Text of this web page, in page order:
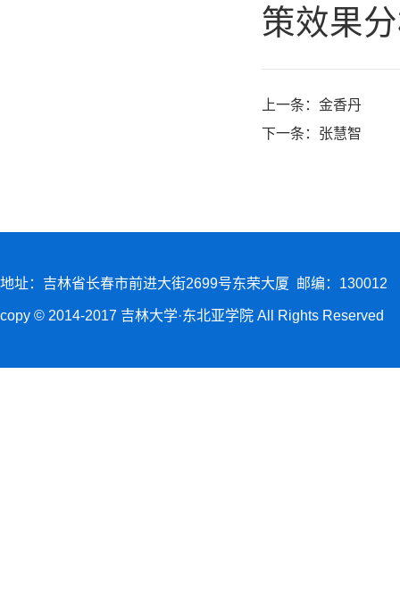
策效果
上一条： 金香丹
下一条： 张慧智
地址：吉林省长春市前进大街2699号东荣大厦 邮编：130012
copy © 2014-2017 吉林大学·东北亚学院 All Rights Reserved